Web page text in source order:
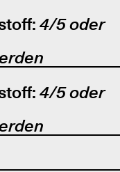
4/5 oder
4/5 oder